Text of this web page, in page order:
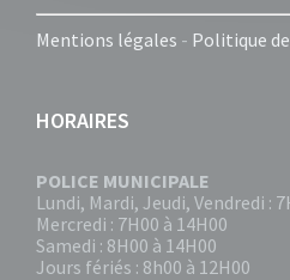
Mentions légales - Politique
HORAIRES
POLICE MUNICIPALE
Lundi, Mardi, Jeudi, Vendredi :
Mercredi : 7H00 à 14H00
Samedi : 8H00 à 14H00
Jours fériés : 8h00 à 12H00